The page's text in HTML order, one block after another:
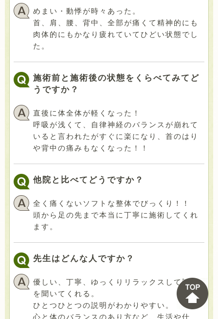
めまい・動悸が時々あった。
首、肩、腰、背中、全部が痛くて精神的にも
肉体的にもかなり疲れていてひどい状態でし
た。
施術前と施術後の状態をくらべてみてど
うですか？
直後に体全体が軽くなった！
呼吸が浅くて、自律神経のバランスが崩れて
いると言われたがすぐに楽になり、首のはり
や背中の痛みもなくなった！！
他院と比べてどうですか？
全く痛くないソフトな整体でびっくり！！
頭から足の先まで本当に丁寧に施術してくれ
ます。
先生はどんな人ですか？
優しい、丁寧、ゆっくりリラックスして話し
を聞いてくれる。
ひとつひとつの説明がわかりやすい。
心と体のバランスのあり方など、生活や仕